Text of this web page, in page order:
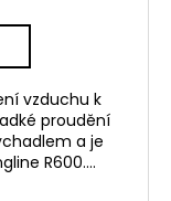
vzduchu k
proudění
a je
R600....